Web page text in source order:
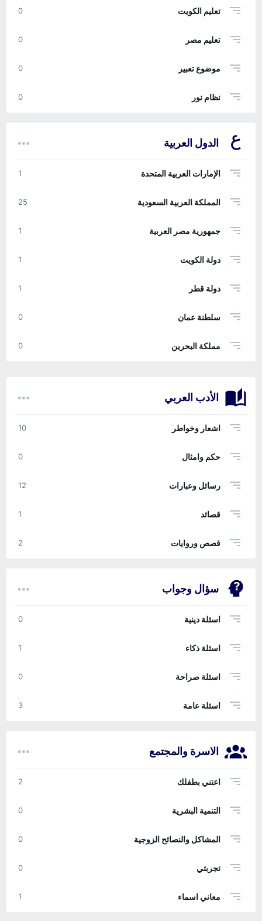
تعليم الكويت 0
تعليم مصر 0
موضوع تعبير 0
نظام نور 0
الدول العربية
الإمارات العربية المتحدة 1
المملكة العربية السعودية 25
جمهورية مصر العربية 1
دولة الكويت 1
دولة قطر 1
سلطنة عمان 0
مملكة البحرين 0
الأدب العربي
اشعار وخواطر 10
حكم وامثال 0
رسائل وعبارات 12
قصائد 1
قصص وروايات 2
سؤال وجواب
اسئلة دينية 0
اسئلة ذكاء 1
اسئلة صراحة 0
اسئلة عامة 3
الاسرة والمجتمع
اعتني بطفلك 2
التنمية البشرية 0
المشاكل والنصائح الزوجية 0
تجربتي 0
معاني اسماء 1